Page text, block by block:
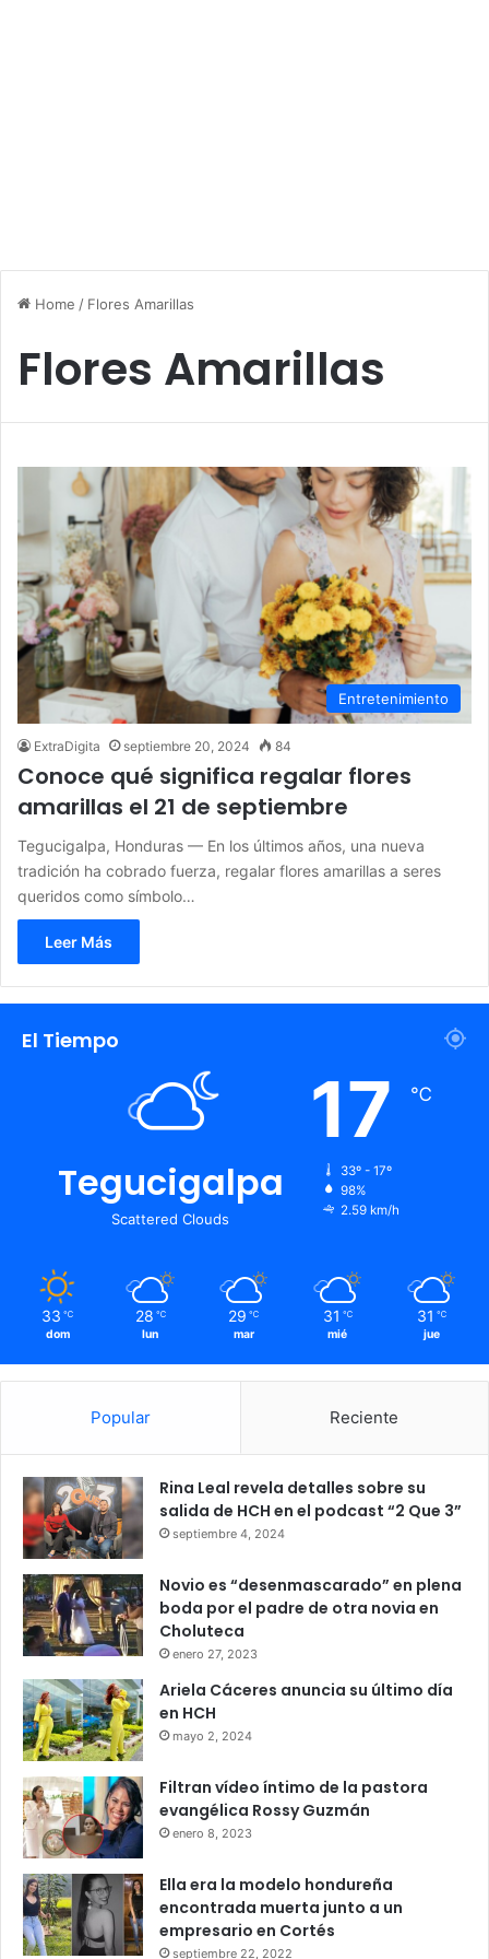
Home / Flores Amarillas
Flores Amarillas
Entretenimiento
ExtraDigita septiembre 20, 2024 84
Conoce qué significa regalar flores
amarillas el 21 de septiembre
Tegucigalpa, Honduras — En los últimos años, una nueva
tradición ha cobrado fuerza, regalar flores amarillas a seres
queridos como símbolo…
Leer Más
El Tiempo
Tegucigalpa
Scattered Clouds
17 ℃
33º - 17º
98%
2.59 km/h
33 ℃
dom
28 ℃
lun
29 ℃
mar
31 ℃
mié
31 ℃
jue
Popular Reciente
Rina Leal revela detalles sobre su
salida de HCH en el podcast “2 Que 3”
septiembre 4, 2024
Novio es “desenmascarado” en plena
boda por el padre de otra novia en
Choluteca
enero 27, 2023
Ariela Cáceres anuncia su último día
en HCH
mayo 2, 2024
Filtran vídeo íntimo de la pastora
evangélica Rossy Guzmán
enero 8, 2023
Ella era la modelo hondureña
encontrada muerta junto a un
empresario en Cortés
septiembre 22, 2022